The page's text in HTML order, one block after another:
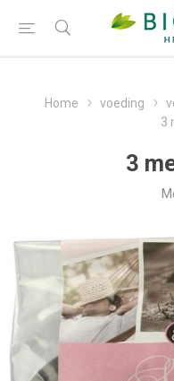
Home voeding
3
3